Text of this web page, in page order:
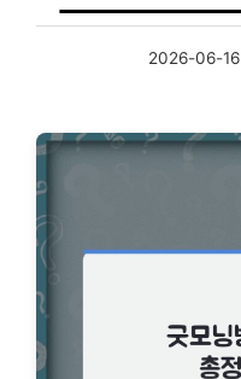
2026-06-16